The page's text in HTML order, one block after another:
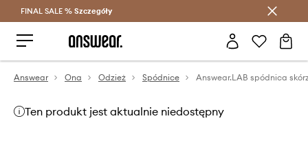
Oszczędzaj z Answear Club >
FINAL SALE % Szczegóły
Answear Ona Odzież Spódnice Answear.LAB spódnica
Ten produkt jest aktualnie niedostępny